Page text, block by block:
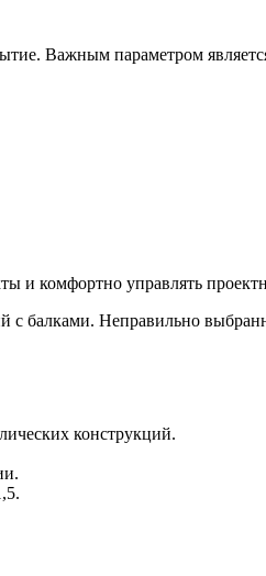
Важным параметром
и комфортно управлять
с балками. Неправильно
конструкций.